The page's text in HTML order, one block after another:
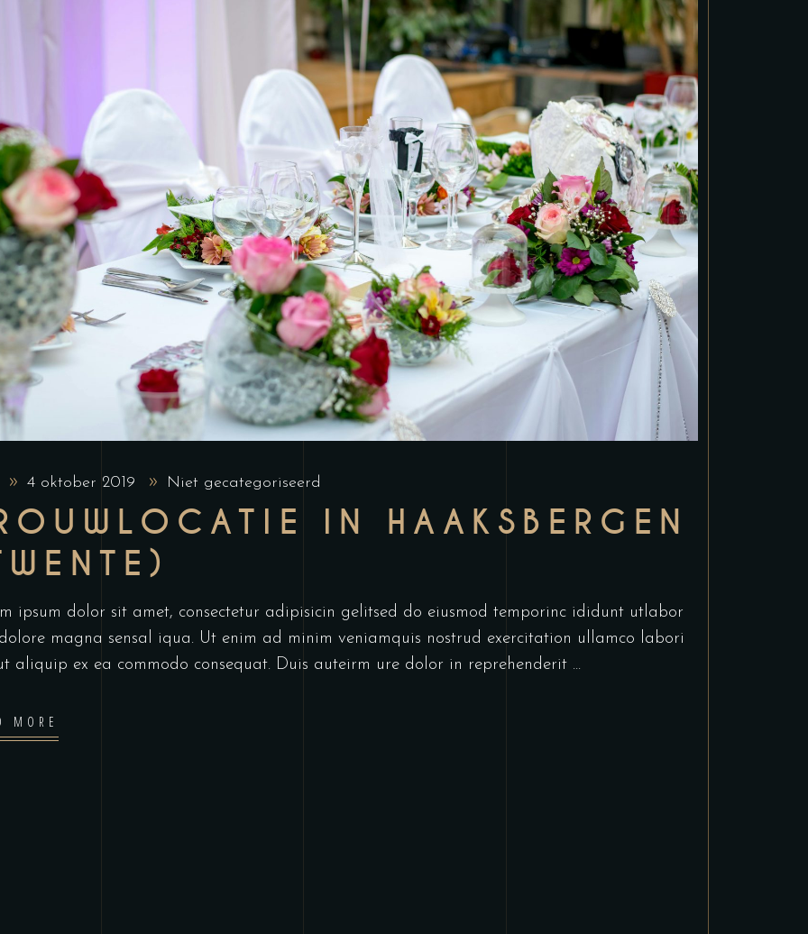
4 oktober 2019 Niet gecategoriseerd
IN HAAKSBERGEN
ipsum dolor sit amet, consectetur adipisicin gelitsed do eiusmod temporinc ididunt utlabor
magna sensal iqua. Ut enim ad minim veniamquis nostrud exercitation ullamco labori
aliquip ex ea commodo consequat. Duis auteirm ure dolor in reprehenderit
MORE